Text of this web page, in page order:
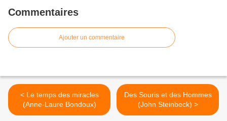
Commentaires
Ajouter un commentaire
< Le temps des miracles
(Anne-Laure Bondoux)
Des Souris et des Hommes
(John Steinbeck) >